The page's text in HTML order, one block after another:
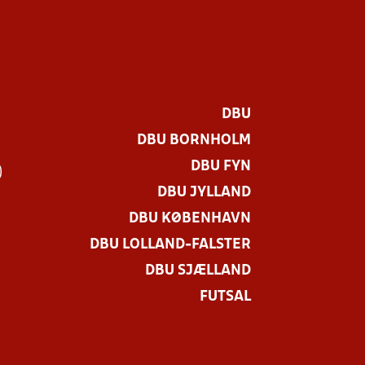
DBU
DBU BORNHOLM
DBU FYN
DBU JYLLAND
DBU KØBENHAVN
DBU LOLLAND-FALSTER
DBU SJÆLLAND
FUTSAL